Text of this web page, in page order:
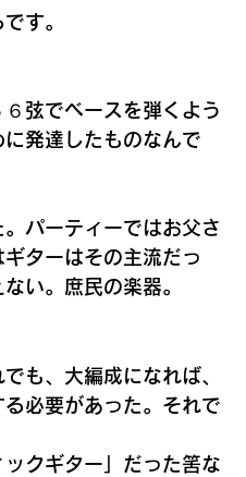
す。
弦でベースを弾くよう
発達したものなんで
パーティーではお父さ
ターはその主流だっ
い。庶民の楽器。
も、大編成になれば、
必要があった。それで
クギター」だった筈な